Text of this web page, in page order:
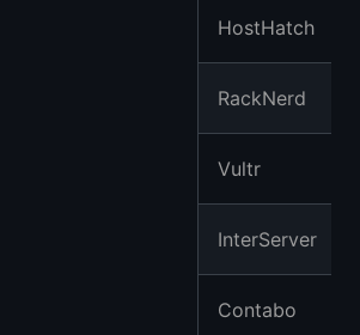
HostHatch
RackNerd
Vultr
InterServer
Contabo